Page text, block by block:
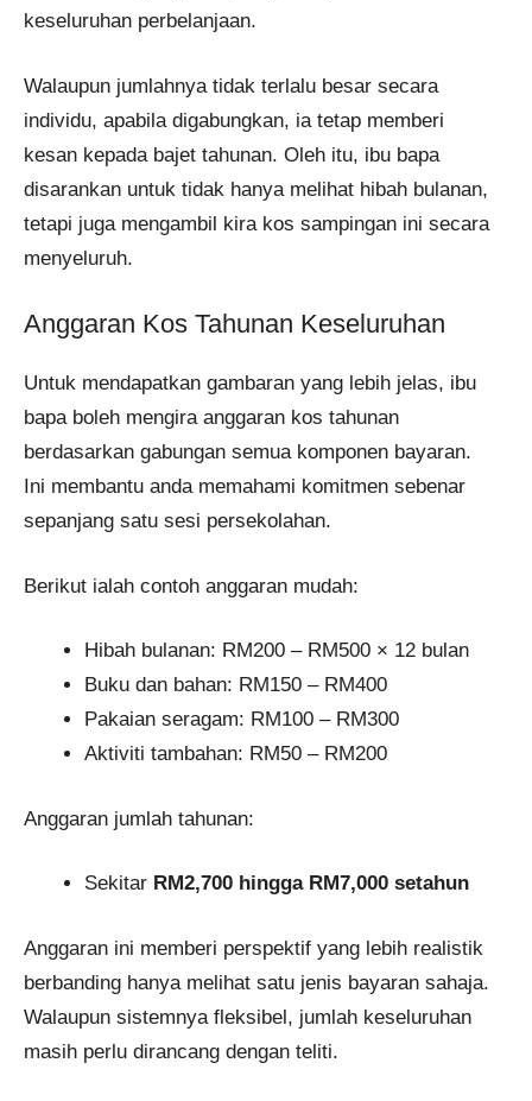
keseluruhan perbelanjaan.
Walaupun jumlahnya tidak terlalu besar secara
individu, apabila digabungkan, ia tetap memberi
kesan kepada bajet tahunan. Oleh itu, ibu bapa
disarankan untuk tidak hanya melihat hibah bulanan,
tetapi juga mengambil kira kos sampingan ini secara
menyeluruh.
Anggaran Kos Tahunan Keseluruhan
Untuk mendapatkan gambaran yang lebih jelas, ibu
bapa boleh mengira anggaran kos tahunan
berdasarkan gabungan semua komponen bayaran.
Ini membantu anda memahami komitmen sebenar
sepanjang satu sesi persekolahan.
Berikut ialah contoh anggaran mudah:
Hibah bulanan: RM200 – RM500 × 12 bulan
Buku dan bahan: RM150 – RM400
Pakaian seragam: RM100 – RM300
Aktiviti tambahan: RM50 – RM200
Anggaran jumlah tahunan:
Sekitar RM2,700 hingga RM7,000 setahun
Anggaran ini memberi perspektif yang lebih realistik
berbanding hanya melihat satu jenis bayaran sahaja.
Walaupun sistemnya fleksibel, jumlah keseluruhan
masih perlu dirancang dengan teliti.